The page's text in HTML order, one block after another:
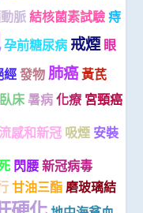
脈 結核菌素試驗 痔
孕前糖尿病 戒煙 眼
經 發物 肺癌黃芪
床 暑病 化療 宮頸癌
流感和新冠 吸煙 安裝
閃腰 新冠病毒
甘油三酯 磨玻璃結